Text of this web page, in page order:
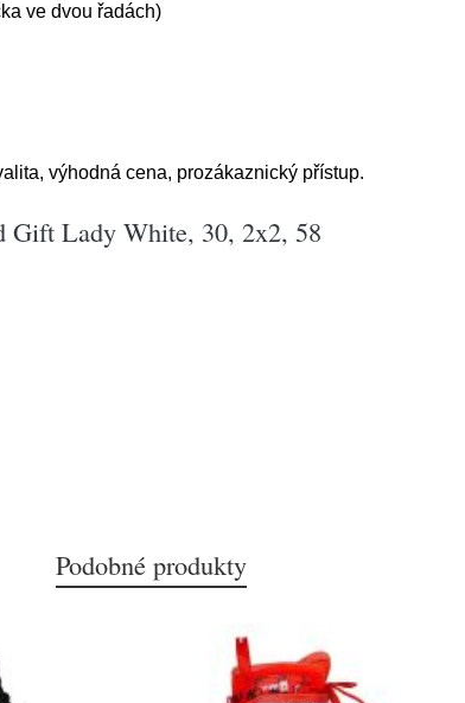
ve dvou řadách)
výhodná cena, prozákaznický přístup.
Gift Lady White, 30, 2x2, 58
Podobné produkty